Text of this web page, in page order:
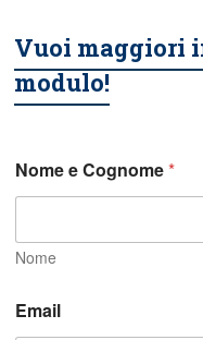
Vuoi maggiori
modulo!
Nome e Cognome*
Nome
Email